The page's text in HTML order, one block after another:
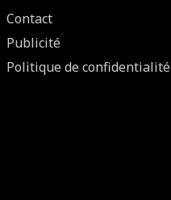
Contact
Publicité
Politique de confidentialité